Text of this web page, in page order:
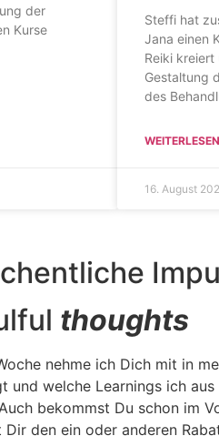
der
Kurse
Steffi hat
Jana einen
Reiki
Gestaltung
des
16. August
thoughts
nehme ich Dich mit in
und welche Learnings ich
bekommst Du schon im
Dir den ein oder anderen